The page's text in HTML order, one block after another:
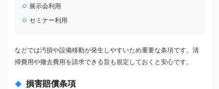
展示会利用
セミナー利用
などでは汚損や設備移動が発生しやすいため重要な条項です。清
掃費用や撤去費用を請求できる旨も規定しておくと安心です。
損害賠償条項